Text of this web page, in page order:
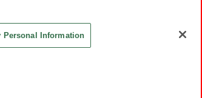
Personal Information